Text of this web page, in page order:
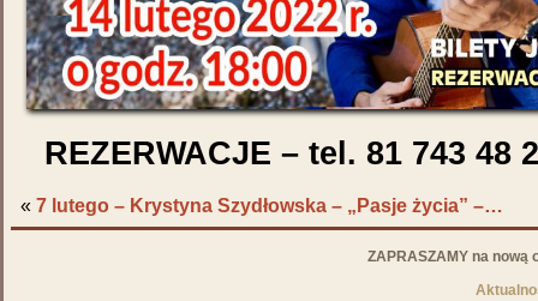
REZERWACJE – tel. 81 743 48
« 7 lutego – Krystyna Szydłowska – „Pasje życia” –…
ZAPRASZAMY na